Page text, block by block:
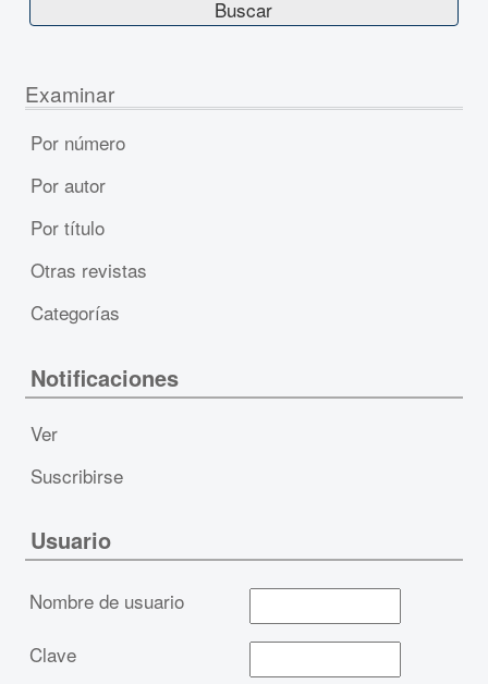
Examinar
Por número
Por autor
Por título
Otras revistas
Categorías
Notificaciones
Ver
Suscribirse
Usuario
Nombre de usuario
Clave